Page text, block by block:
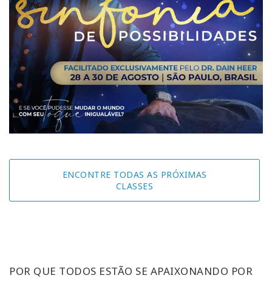
ENCONTRE TODAS AS PRÓXIMAS
CLASSES
POR QUE TODOS ESTÃO SE APAIXONANDO POR